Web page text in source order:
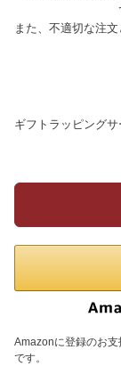
また、不適切な注
ギフトラッピング
Amazonに登録のお
です。